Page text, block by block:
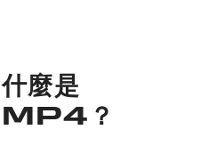
什麼是
MP4？